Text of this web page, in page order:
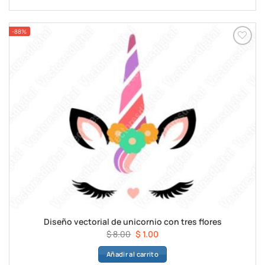
$ 8.00.$ 1.00.
-88%
Diseño vectorial de unicornio con tres flores
$8.00 El
precio
original
$ 1.00El
precio
actual
Añadir al carrito